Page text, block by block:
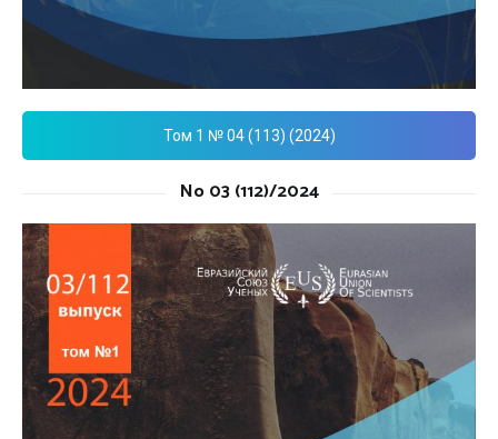
Том 1 № 04 (113) (2024)
No 03 (112)/2024